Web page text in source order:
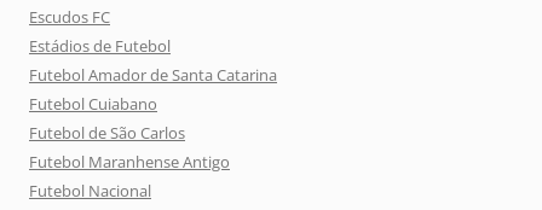
Escudos FC
Estádios de Futebol
Futebol Amador de Santa Catarina
Futebol Cuiabano
Futebol de São Carlos
Futebol Maranhense Antigo
Futebol Nacional